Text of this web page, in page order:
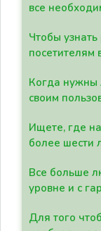
все
Чтобы
посетителям
Когда нужны
своим
Ищете, где
более шести
Все больше
уровне и с
Для того